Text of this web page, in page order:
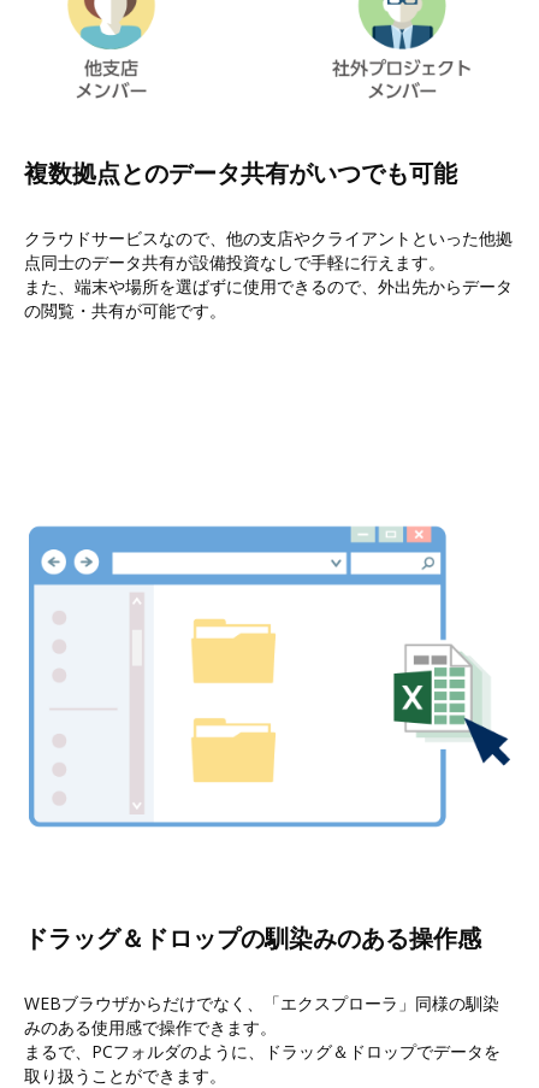
複数拠点とのデータ共有がいつでも可能
クラウドサービスなので、他の支店やクライアントといった他拠
点同士のデータ共有が設備投資なしで手軽に行えます。
また、端末や場所を選ばずに使用できるので、外出先からデータ
の閲覧・共有が可能です。
ドラッグ＆ドロップの馴染みのある操作感
WEBブラウザからだけでなく、「エクスプローラ」同様の馴染
みのある使用感で操作できます。
まるで、PCフォルダのように、ドラッグ＆ドロップでデータを
取り扱うことができます。